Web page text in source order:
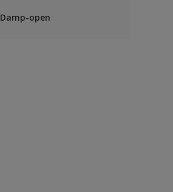
Damp-open